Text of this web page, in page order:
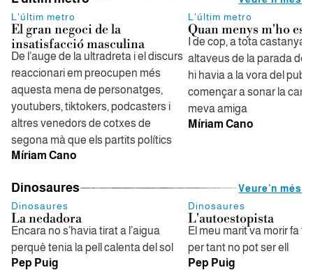
L'últim metro
El gran negoci de la
insatisfacció masculina
De l’auge de la ultradreta i el discurs
reaccionari em preocupen més
aquesta mena de personatges,
youtubers, tiktokers, podcasters i
altres venedors de cotxes de
segona mà que els partits polítics
Míriam Cano
L'últim metro
Quan menys m'ho
I de cop, a tota castanya,
altaveus de la parada de
hi havia a la vora del pub,
començar a sonar la
meva amiga
Míriam Cano
Dinosaures
Veure'n més
Dinosaures
La nedadora
Encara no s’havia tirat a l’aigua
perquè tenia la pell calenta del sol
Pep Puig
Dinosaures
L'autoestopista
El meu marit va morir fa
per tant no pot ser ell
Pep Puig